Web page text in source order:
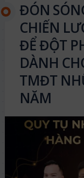
ĐÓN
CHIẾN
ĐỂ ĐỘT
DÀNH
TMĐT
NĂM